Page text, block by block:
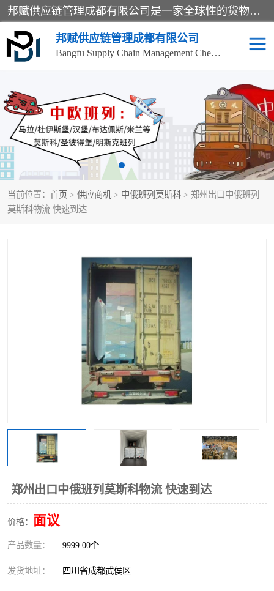
邦赋供应链管理成都有限公司是一家全球性的货物运输代理公司，主要从事：波兰中欧班列、德国中欧班列、出口莫斯科班列、中欧班列进口、蓉欧铁路、成都出口空运等业务，同时亦提供报关、报检、仓储、码头操作等服务。
邦赋供应链管理成都有限公司
Bangfu Supply Chain Management Chengdu Co.,LTD
当前位置： 首页 > 供应商机 > 中俄班列莫斯科 > 郑州出口中俄班列
莫斯科物流 快速到达
郑州出口中俄班列莫斯科物流 快速到达
价格： 面议
产品数量： 9999.00个
发货地址： 四川省成都武侯区
进出口门到门 成都中欧班列
国际汽运 国际空运
食品进口物流清关 南美海运
化妆品进口清关物流 国际海运
中欧班列进口红酒啤酒
蓉欧班列进口机械设备 马来西亚物流
铁路出口拼箱/整柜